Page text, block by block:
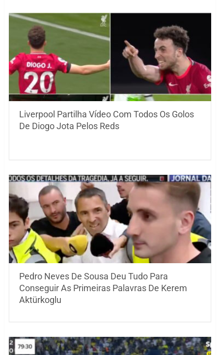
Liverpool Partilha Vídeo Com Todos Os Golos
De Diogo Jota Pelos Reds
Pedro Neves De Sousa Deu Tudo Para
Conseguir As Primeiras Palavras De Kerem
Aktürkoglu